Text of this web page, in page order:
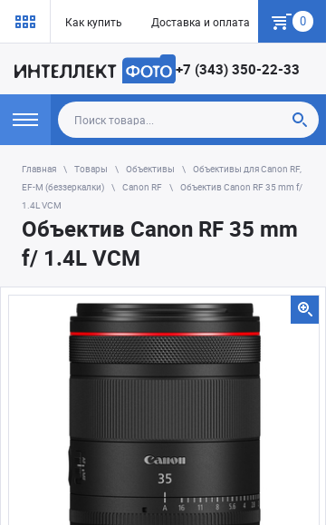
Как купить Доставка и оплата Гарантия
0
+7 (343) 350-22-33
Главная Товары Объективы
Объективы для Canon RF,
EF-M (беззеркалки)
Canon RF
Объектив Canon RF 35 mm f/
1.4L VCM
Объектив Canon RF 35 mm
f/ 1.4L VCM